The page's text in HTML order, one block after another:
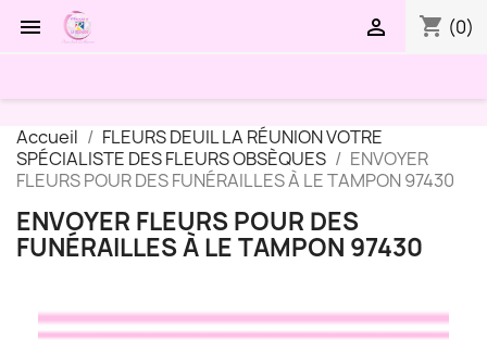
 shopping_cart (0)

Accueil
FLEURS DEUIL LA RÉUNION VOTRE
SPÉCIALISTE DES FLEURS OBSÈQUES
ENVOYER
FLEURS POUR DES FUNÉRAILLES À LE TAMPON 97430
ENVOYER FLEURS POUR DES
FUNÉRAILLES À LE TAMPON 97430